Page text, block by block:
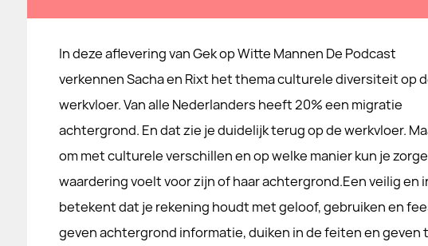
In deze aflevering van Gek op Witte Mannen De Podcast
verkennen Sacha en Rixt het thema culturele diversiteit op
werkvloer. Van alle Nederlanders heeft 20% een migratie
achtergrond. En dat zie je duidelijk terug op de werkvloer.
om met culturele verschillen en op welke manier kun je
waardering voelt voor zijn of haar achtergrond.Een veilig en
betekent dat je rekening houdt met geloof, gebruiken en
geven achtergrond informatie, duiken in de feiten en geven